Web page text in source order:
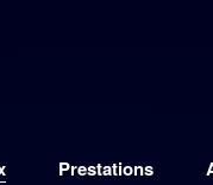
Prestations